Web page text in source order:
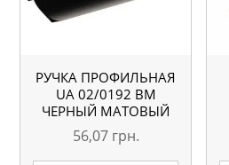
РУЧКА ПРОФИЛЬНАЯ
UA 02/0192 BM
ЧЕРНЫЙ МАТОВЫЙ
56,07 грн.